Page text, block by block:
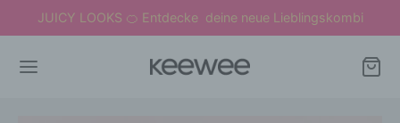
JUICY LOOKS 🍊 Entdecke deine neue Lieblingskombi